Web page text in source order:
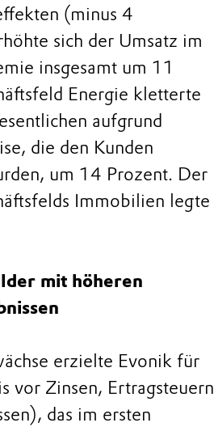
(minus 4
sich der Umsatz im
insgesamt um 11
Energie kletterte
aufgrund
die den Kunden
um 14 Prozent. Der
Immobilien legte
mit höheren
erzielte Evonik für
vor Zinsen, Ertragsteuern
das im ersten